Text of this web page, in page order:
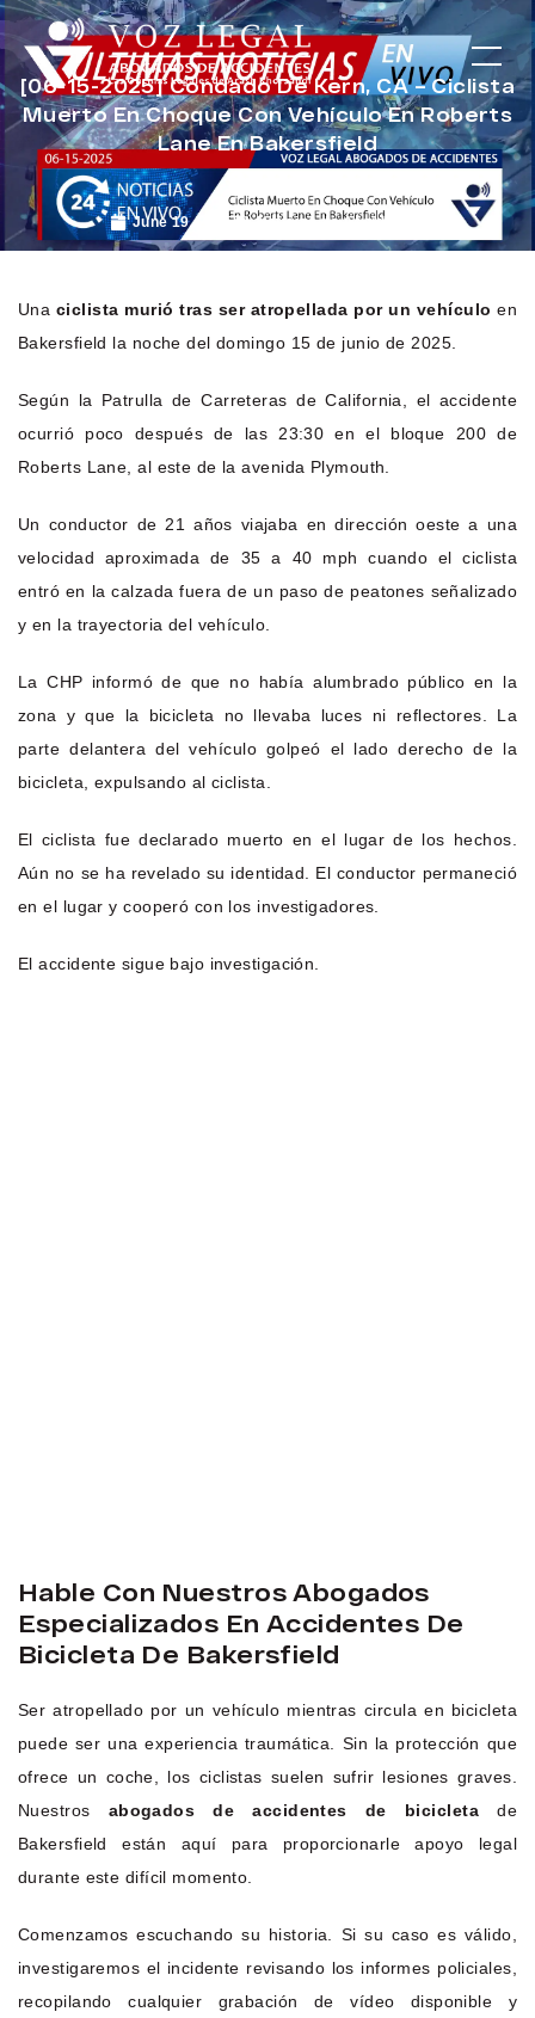
[06-15-2025] Condado De Kern, CA – Ciclista
Muerto En Choque Con Vehículo En Roberts
Lane En Bakersfield
June 19, 2025 Noticias de Accidentes
Unaciclista murió tras ser atropellada por un vehículo en
Bakersfield la noche del domingo 15 de junio de 2025.
Según la Patrulla de Carreteras de California, el accidente
ocurrió poco después de las 23:30 en el bloque 200 de
Roberts Lane, al este de la avenida Plymouth.
Un conductor de 21 años viajaba en dirección oeste a una
velocidad aproximada de 35 a 40 mph cuando el ciclista
entró en la calzada fuera de un paso de peatones señalizado
y en la trayectoria del vehículo.
La CHP informó de que no había alumbrado público en la
zona y que la bicicleta no llevaba luces ni reflectores. La
parte delantera del vehículo golpeó el lado derecho de la
bicicleta, expulsando al ciclista.
El ciclista fue declarado muerto en el lugar de los hechos.
Aún no se ha revelado su identidad. El conductor permaneció
en el lugar y cooperó con los investigadores.
El accidente sigue bajo investigación.
Hable Con Nuestros Abogados
Especializados En Accidentes De
Bicicleta De Bakersfield
Ser atropellado por un vehículo mientras circula en bicicleta
puede ser una experiencia traumática. Sin la protección que
ofrece un coche, los ciclistas suelen sufrir lesiones graves.
Nuestros abogados de accidentes de bicicletade
Bakersfield están aquí para proporcionarle apoyo legal
durante este difícil momento.
Comenzamos escuchando su historia. Si su caso es válido,
investigaremos el incidente revisando los informes policiales,
recopilando cualquier grabación de vídeo disponible y